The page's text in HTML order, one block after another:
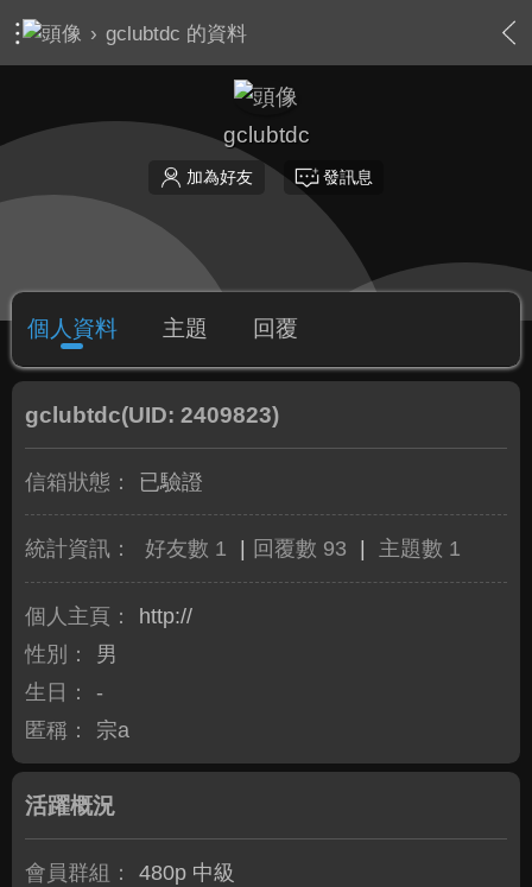
› gclubtdc 的資料
gclubtdc
加為好友 發訊息
個人資料 主題 回覆
gclubtdc(UID: 2409823)
信箱狀態： 已驗證
統計資訊： 好友數 1 回覆數 93 主題數 1
個人主頁：
http://
性別：
男
生日：
-
匿稱：
宗a
活躍概況
會員群組： 480p 中級